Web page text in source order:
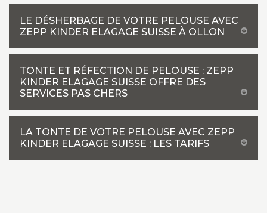
LE DÉSHERBAGE DE VOTRE PELOUSE AVEC
ZEPP KINDER ELAGAGE SUISSE À OLLON
TONTE ET RÉFECTION DE PELOUSE : ZEPP
KINDER ELAGAGE SUISSE OFFRE DES
SERVICES PAS CHERS
LA TONTE DE VOTRE PELOUSE AVEC ZEPP
KINDER ELAGAGE SUISSE : LES TARIFS